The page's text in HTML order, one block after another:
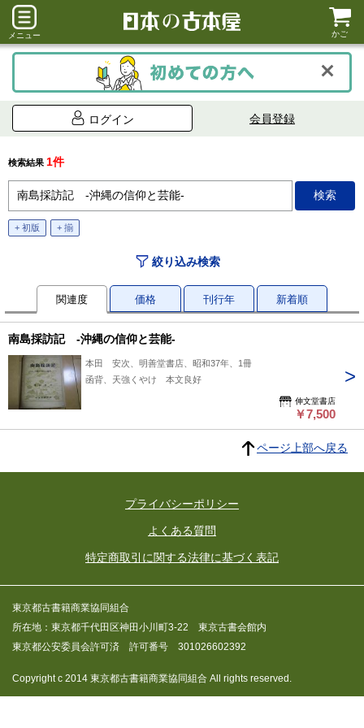
メニュー かご
ログイン 会員登録
検索結果 1件
+ 初版 + 揃
絞り込み検索
関連度 価格 刊行年 新着順
南島採訪記 -沖縄の信仰と芸能-
本田 安次、明善堂書店、昭和37年、1冊
函背、天強くやけ 本文良好
伸文堂書店
￥7,500
ページ上部へ戻る
プライバシーポリシー
よくある質問
特定商取引に関する法律に基づく表記
東京都古書籍商業協同組合
所在地：東京都千代田区神田小川町3-22 東京古書会館内
東京都公安委員会許可済 許可番号 301026602392
Copyright c 2014 東京都古書籍商業協同組合 All rights reserved.